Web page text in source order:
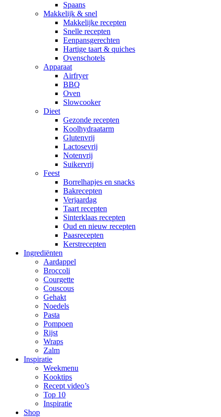
Spaans
Makkelijk & snel
Makkelijke recepten
Snelle recepten
Eenpansgerechten
Hartige taart & quiches
Ovenschotels
Apparaat
Airfryer
BBQ
Oven
Slowcooker
Dieet
Gezonde recepten
Koolhydraatarm
Glutenvrij
Lactosevrij
Notenvrij
Suikervrij
Feest
Borrelhapjes en snacks
Bakrecepten
Verjaardag
Taart recepten
Sinterklaas recepten
Oud en nieuw recepten
Paasrecepten
Kerstrecepten
Ingrediënten
Aardappel
Broccoli
Courgette
Couscous
Gehakt
Noedels
Pasta
Pompoen
Rijst
Wraps
Zalm
Inspiratie
Weekmenu
Kooktips
Recept video’s
Top 10
Inspiratie
Shop